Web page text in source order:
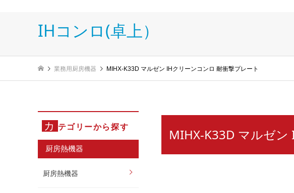
IHコンロ(卓上）
業務用厨房機器 MIHX-K33D マルゼン IHクリーンコンロ 耐衝撃プレート
カ テゴリーから探す
厨房熱機器
厨房熱機器
MIHX-K33D マルゼン